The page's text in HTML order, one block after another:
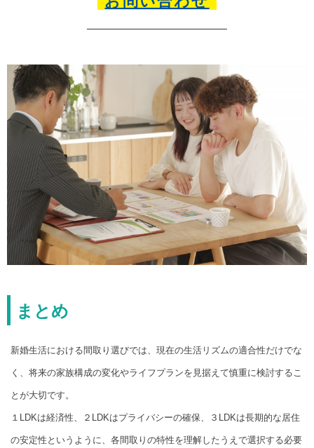
まとめ
新婚生活における間取り選びでは、現在の生活リズムの適合性だけでな
く、将来の家族構成の変化やライフプランを見据えて慎重に検討するこ
とが大切です。
１LDKは経済性、２LDKはプライバシーの確保、３LDKは長期的な居住
の安定性というように、各間取りの特性を理解したうえで選択する必要